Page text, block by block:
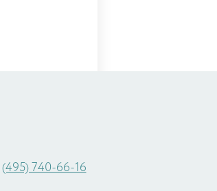
(495) 740-66-16